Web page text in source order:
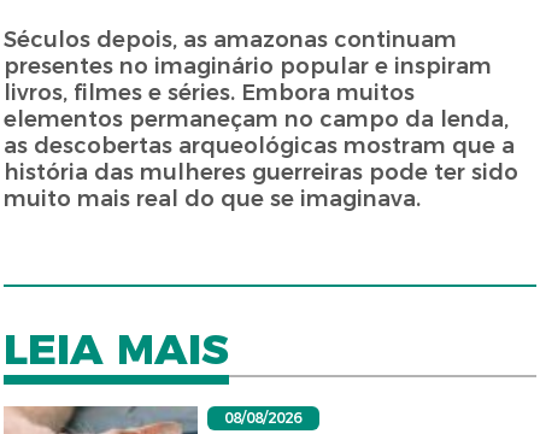
Séculos depois, as amazonas continuam
presentes no imaginário popular e inspiram
livros, filmes e séries. Embora muitos
elementos permaneçam no campo da lenda,
as descobertas arqueológicas mostram que a
história das mulheres guerreiras pode ter sido
muito mais real do que se imaginava.
LEIA MAIS
08/08/2026